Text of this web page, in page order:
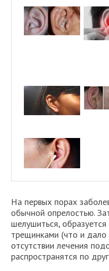
На первых порах
обычной опрелостью.
шелушиться,
трещинками (что и дало
отсутствии лечения
распространятся по